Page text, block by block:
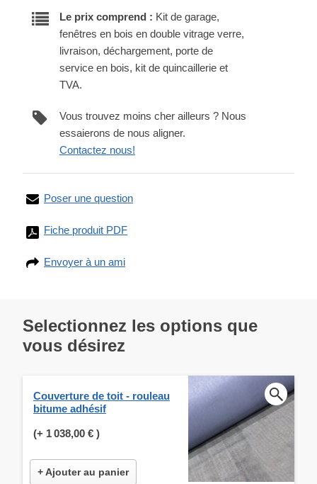
Le prix comprend : Kit de garage,
fenêtres en bois en double vitrage verre,
livraison, déchargement, porte de
service en bois, kit de quincaillerie et
TVA.
Vous trouvez moins cher ailleurs ? Nous
essaierons de nous aligner.
Contactez nous!
Poser une question
Fiche produit PDF
Envoyer à un ami
Selectionnez les options que
vous désirez
Couverture de toit - rouleau
bitume adhésif
(+ 1 038,00 € )
+ Ajouter au panier